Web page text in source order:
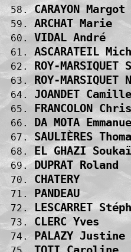
58. CARAYON
59. ARCHAT
60. VIDAL
61.
62. ROY-
63. ROY-
64. JOANDET
65.
66. DA MOTA
67.
68. EL GHAZI
69. DUPRAT
70. CHATERY
71. PANDEAU
72.
73. CLERC
74. PALAZY